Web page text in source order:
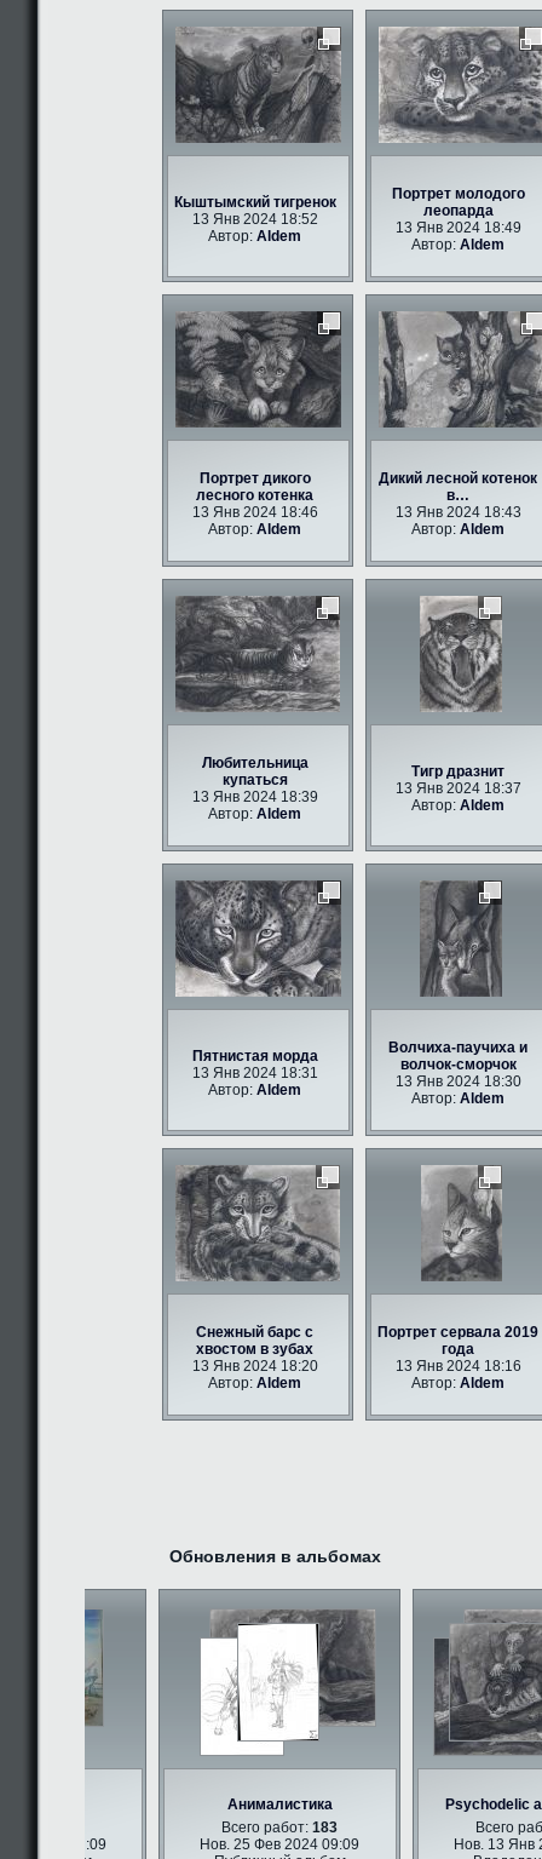
Кыштымский тигренок
13 Янв 2024 18:52
Автор:Aldem
Портрет молодого
леопарда
13 Янв 2024 18:49
Автор:Aldem
Портрет дикого
лесного котенка
13 Янв 2024 18:46
Автор:Aldem
Дикий лесной котенок
в…
13 Янв 2024 18:43
Автор:Aldem
Любительница
купаться
13 Янв 2024 18:39
Автор:Aldem
Тигр дразнит
13 Янв 2024 18:37
Автор:Aldem
Пятнистая морда
13 Янв 2024 18:31
Автор:Aldem
Волчиха-паучиха и
волчок-сморчок
13 Янв 2024 18:30
Автор:Aldem
Снежный барс с
хвостом в зубах
13 Янв 2024 18:20
Автор:Aldem
Портрет сервала 2019
года
13 Янв 2024 18:16
Автор:Aldem
Обновления в альбомах
2024 09:09
Анималистика
Всего работ:183
Нов. 25 Фев 2024 09:09
Psychodelic
Всего
Нов. 13 Янв